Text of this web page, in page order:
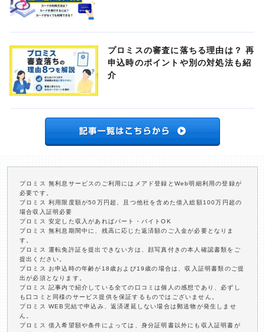
プロミスの審査に落ちる理由は？ 再
申込時のポイントや別の対処法も紹
介
プロミス 無利息サービスのご利用にはメアド登録とWeb明細利用の登録が
必要です。
プロミス 利用限度額が50万円超、且つ他社を含めた借入総額100万円超の
場合収入証明必要
プロミス 安定した収入があればパート・バイトOK
プロミス 無利息期間中に、残高に応じた返済額のご入金が必要となりま
す。
プロミス 運転免許証を提出できない方は、顔写真付きの本人確認書類をご
提出ください。
プロミス お申込時の年齢が18歳および19歳の場合は、収入証明書類のご提
出が必須となります。
プロミス 記事内で紹介している全ての口コミは個人の感想であり、必ずし
も口コミと同様のサービス提供を保証するものではございません。
プロミス WEB完結で申込み、返済遅延しない場合は郵送物が発生しませ
ん。
プロミス 借入希望額や条件によっては、身分証明書以外にも収入証明書が